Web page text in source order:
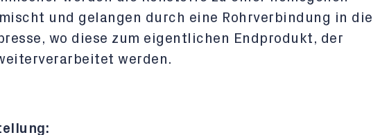
und gelangen durch eine Rohrverbindung in die
wo diese zum eigentlichen Endprodukt, der
werden.